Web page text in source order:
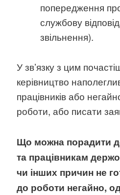
попередження
службову
звільнення).
У звʼязку з цим
керівництво
працівників або
роботи, або писати
Що можна порадити
та працівникам
чи інших причин не
до роботи негайно,